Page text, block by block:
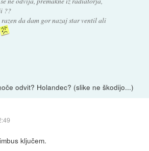
??
razen da dam gor nazaj star ventil ali
odvit? Holandec? (slike ne škodijo...)
ključem.